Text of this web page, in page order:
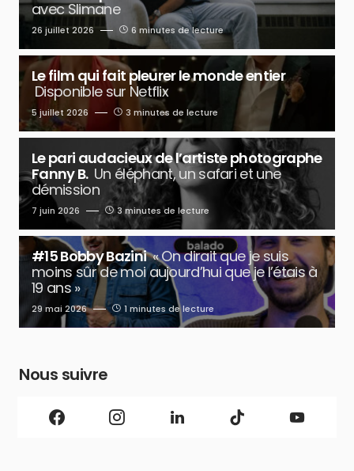
avec Slimane
26 juillet 2026 6 minutes de lecture
Le film qui fait pleurer le monde entier
Disponible sur Netflix
5 juillet 2026 3 minutes de lecture
Le pari audacieux de l’artiste photographe
Fanny B. Un éléphant, un safari et une
démission
7 juin 2026 3 minutes de lecture
#15 Bobby Bazini « On dirait que je suis
moins sûr de moi aujourd’hui que je l’étais à
19 ans »
29 mai 2026 1 minutes de lecture
Nous suivre